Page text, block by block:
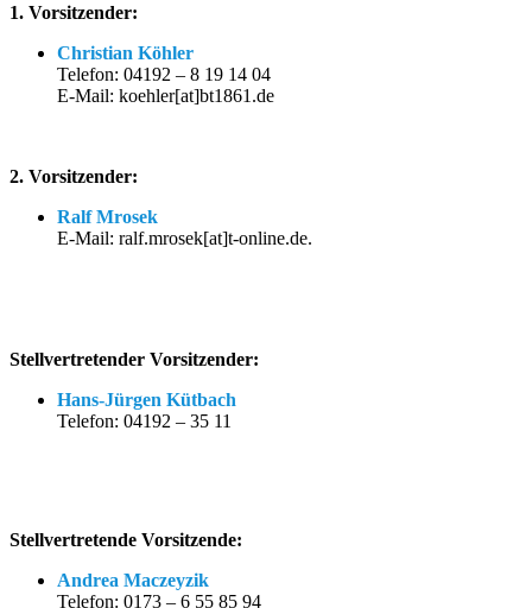
1. Vorsitzender:
Christian Köhler
Telefon: 04192 – 8 19 14 04
E-Mail: koehler[at]bt1861.de
2. Vorsitzender:
Ralf Mrosek
E-Mail: ralf.mrosek[at]t-online.de.
Stellvertretender Vorsitzender:
Hans-Jürgen Kütbach
Telefon: 04192 – 35 11
Stellvertretende Vorsitzende:
Andrea Maczeyzik
Telefon: 0173 – 6 55 85 94